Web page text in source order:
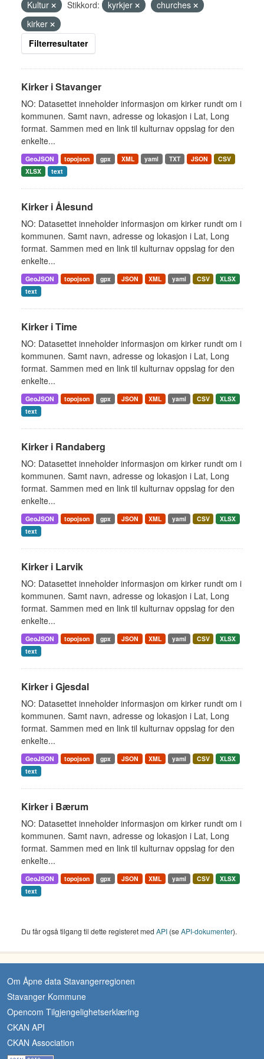
Kultur
Stikkord: kyrkjer
churches
kirker
Filterresultater
Kirker i Stavanger
NO: Datasettet inneholder informasjon om kirker rundt om i
kommunen. Samt navn, adresse og lokasjon i Lat, Long
format. Sammen med en link til kulturnav oppslag for den
enkelte...
GeoJSON topojson gpx XML yaml TXT JSON
CSV
XLSX
text
Kirker i Ålesund
NO: Datasettet inneholder informasjon om kirker rundt om i
kommunen. Samt navn, adresse og lokasjon i Lat, Long
format. Sammen med en link til kulturnav oppslag for den
enkelte...
GeoJSON topojson gpx JSON XML yaml CSV
XLSX
text
Kirker i Time
NO: Datasettet inneholder informasjon om kirker rundt om i
kommunen. Samt navn, adresse og lokasjon i Lat, Long
format. Sammen med en link til kulturnav oppslag for den
enkelte...
GeoJSON topojson gpx JSON XML yaml CSV
XLSX
text
Kirker i Randaberg
NO: Datasettet inneholder informasjon om kirker rundt om i
kommunen. Samt navn, adresse og lokasjon i Lat, Long
format. Sammen med en link til kulturnav oppslag for den
enkelte...
GeoJSON topojson gpx JSON XML yaml CSV
XLSX
text
Kirker i Larvik
NO: Datasettet inneholder informasjon om kirker rundt om i
kommunen. Samt navn, adresse og lokasjon i Lat, Long
format. Sammen med en link til kulturnav oppslag for den
enkelte...
GeoJSON topojson gpx JSON XML yaml CSV
XLSX
text
Kirker i Gjesdal
NO: Datasettet inneholder informasjon om kirker rundt om i
kommunen. Samt navn, adresse og lokasjon i Lat, Long
format. Sammen med en link til kulturnav oppslag for den
enkelte...
GeoJSON topojson gpx JSON XML yaml CSV
XLSX
text
Kirker i Bærum
NO: Datasettet inneholder informasjon om kirker rundt om i
kommunen. Samt navn, adresse og lokasjon i Lat, Long
format. Sammen med en link til kulturnav oppslag for den
enkelte...
GeoJSON topojson gpx JSON XML yaml CSV
XLSX
text
Du får også tilgang til dette registeret med API (seAPI-dokumenter).
Om Åpne data Stavangerregionen
Stavanger Kommune
Opencom Tilgjengelighetserklæring
CKAN API
CKAN Association